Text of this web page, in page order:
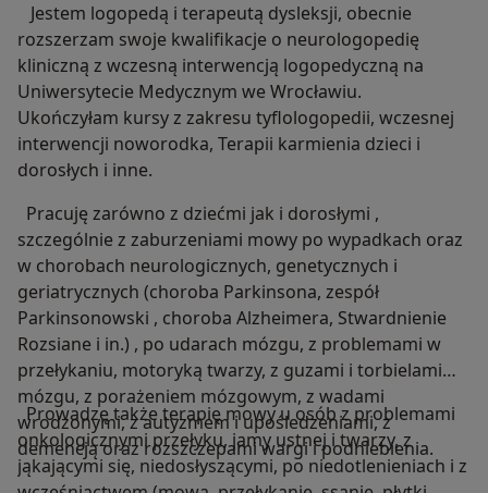
Jestem logopedą i terapeutą dysleksji, obecnie
rozszerzam swoje kwalifikacje o neurologopedię
kliniczną z wczesną interwencją logopedyczną na
Uniwersytecie Medycznym we Wrocławiu.
Ukończyłam kursy z zakresu tyflologopedii, wczesnej
interwencji noworodka, Terapii karmienia dzieci i
dorosłych i inne.
Pracuję zarówno z dziećmi jak i dorosłymi ,
szczególnie z zaburzeniami mowy po wypadkach oraz
w chorobach neurologicznych, genetycznych i
geriatrycznych (choroba Parkinsona, zespół
Parkinsonowski , choroba Alzheimera, Stwardnienie
Rozsiane i in.) , po udarach mózgu, z problemami w
przełykaniu, motoryką twarzy, z guzami i torbielami
mózgu, z porażeniem mózgowym, z wadami
wrodzonymi, z autyzmem i upośledzeniami, z
demencją oraz rozszczepami wargi i podniebienia.
Prowadzę także terapię mowy u osób z problemami
onkologicznymi przełyku, jamy ustnej i twarzy, z
jąkającymi się, niedosłyszącymi, po niedotlenieniach i z